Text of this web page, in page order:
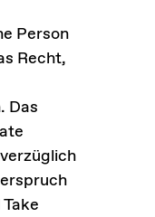
Person
Recht,
Das